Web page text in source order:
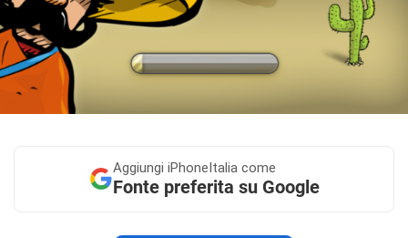
Aggiungi iPhoneItalia come
Fonte preferita su Google